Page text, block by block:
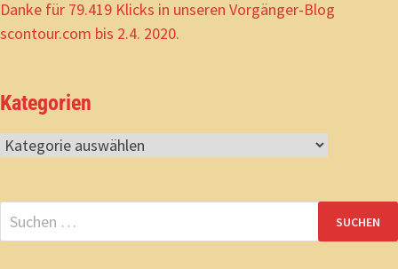
Danke für 79.419 Klicks in unseren Vorgänger-Blog
scontour.com bis 2.4. 2020.
Kategorien
Kategorien
Suchen
nach: